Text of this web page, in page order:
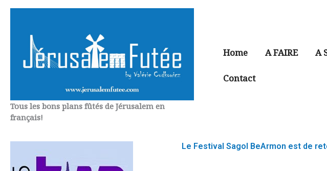
Aller
contenu
Tous les bons plans fûtés de Jérusalem en
français!
Home A FAIRE A
Contact
Le Festival Sagol BeArmon est de